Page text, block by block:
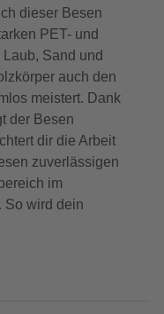
dieser Besen
PET- und
Sand und
auch den
meistert. Dank
der Besen
dir die Arbeit
zuverlässigen
im
So wird dein